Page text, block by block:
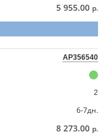
5 955.00 р.
AP356540
2
6-7дн.
8 273.00 р.